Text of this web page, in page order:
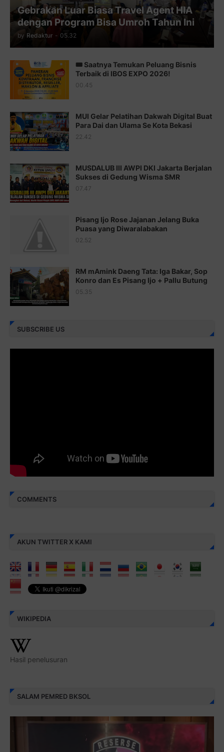
Juz 11 ⇨http://j.mp/2bHf80y
Juz 13 ⇨http://j.mp/2bFTiKQ
Juz 14 ⇨http://j.mp/2b8SUTA
Juz 15 ⇨http://j.mp/2bFRQIM
Juz 17 ⇨http://j.mp/2brHsFz
Juz 18 ⇨http://j.mp/2b8SCfc
Juz 19 ⇨http://j.mp/2bFSq95
Juz 20 ⇨http://j.mp/2brI1zc
Juz 21 ⇨http://j.mp/2b8VcBO
http://j.mp/2bFRxNP
http://j.mp/2brItxm
Juz 25 ⇨http://j.mp/2brImlf
Juz 26 ⇨http://j.mp/2bFRHF2
Gebrakan Luar Biasa Travel Agent HIA
dengan Program Bisa Umroh Tahun Ini
by Redaktur - 05.32
🎟️ Saatnya Temukan Peluang Bisnis
Terbaik di IBOS EXPO 2026!
00.45
MUI Gelar Pelatihan Dakwah Digital Buat
Para Dai dan Ulama Se Kota Bekasi
22.42
MUSDALUB III AWPI DKI Jakarta Berjalan
Sukses di Gedung Wisma SMR
07.47
Pisang Ijo Rose Jajanan Jelang Buka
Puasa yang Diwaralabakan
02.52
RM mAmink Daeng Tata: Iga Bakar, Sop
Konro dan Es Pisang Ijo + Pallu Butung
05.35
SUBSCRIBE US
COMMENTS
AKUN TWITTER X KAMI
WIKIPEDIA
Hasil penelusuran
SALAM PEMRED BKSOL